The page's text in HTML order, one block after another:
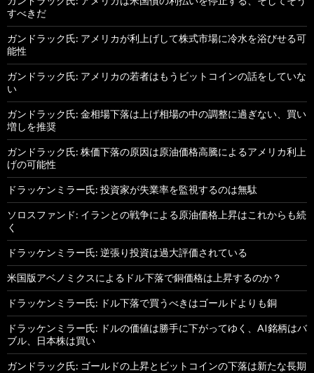
すべきだ
ガンドラック氏: アメリカが利上げして株式市場に冷水を浴びせる可
能性
ガンドラック氏: アメリカの若者はもうビットコインの話をしていな
い
ガンドラック氏: 金相場下落は上げ相場の中の調整に過ぎない、買い
増しを推奨
ガンドラック氏: 株価下落の原因は原油価格高騰によるアメリカ利上
げの可能性
ドラッケンミラー氏: 投資家が失業率を監視するのは無駄
ソロスファンド: イランとの戦争による原油価格上昇はこれからも続
く
ドラッケンミラー氏: 逆張り投資は過大評価されている
米国版アベノミクスによるドル下落で銅価格は上昇するのか？
ドラッケンミラー氏: ドル下落で買うべきはゴールドよりも銅
ドラッケンミラー氏: ドルの価値は勝手に下がってゆく、AI銘柄はバ
ブル、日本株は買い
ガンドラック氏: ゴールドの上昇とビットコインの下落は新たな長期